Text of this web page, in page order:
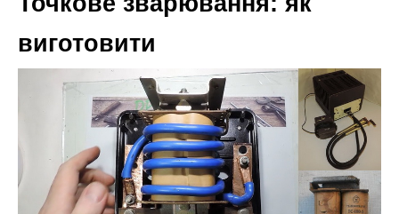
виготовити